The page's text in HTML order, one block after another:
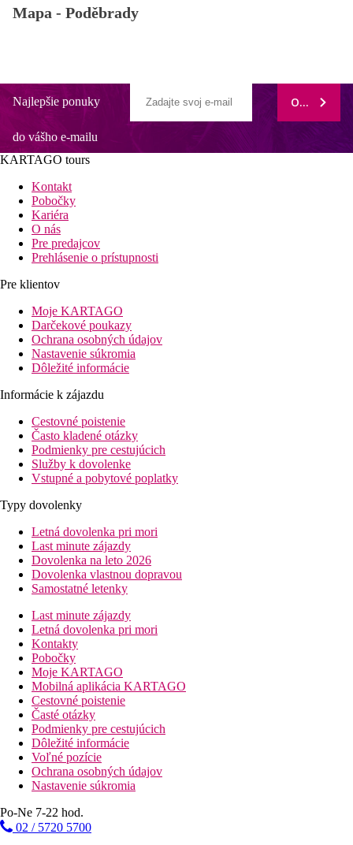
Mapa - Poděbrady
Najlepšie ponuky
do vášho e-mailu
ODOBERAŤ
KARTAGO tours
Kontakt
Pobočky
Kariéra
O nás
Pre predajcov
Prehlásenie o prístupnosti
Pre klientov
Moje KARTAGO
Darčekové poukazy
Ochrana osobných údajov
Nastavenie súkromia
Dôležité informácie
Informácie k zájazdu
Cestovné poistenie
Často kladené otázky
Podmienky pre cestujúcich
Služby k dovolenke
Vstupné a pobytové poplatky
Typy dovolenky
Letná dovolenka pri mori
Last minute zájazdy
Dovolenka na leto 2026
Dovolenka vlastnou dopravou
Samostatné letenky
Last minute zájazdy
Letná dovolenka pri mori
Kontakty
Pobočky
Moje KARTAGO
Mobilná aplikácia KARTAGO
Cestovné poistenie
Časté otázky
Podmienky pre cestujúcich
Dôležité informácie
Voľné pozície
Ochrana osobných údajov
Nastavenie súkromia
Po-Ne 7-22 hod.
02 / 5720 5700